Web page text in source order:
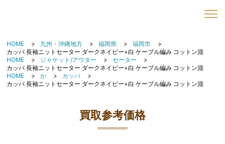
HOME 九州・沖縄地方 福岡県
福岡市
カッパ 長袖ニットセーター ダークネイビー×白 ケーブル編み コットン混
HOME
ジャケット/アウター
セーター
カッパ 長袖ニットセーター ダークネイビー×白 ケーブル編み コットン混
HOME
か
カッパ
カッパ 長袖ニットセーター ダークネイビー×白 ケーブル編み コットン混
買取参考価格